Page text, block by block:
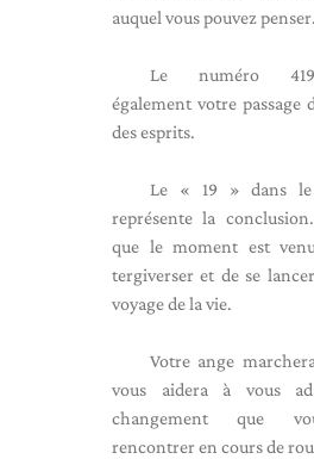
auquel vous pouvez penser.
Le numéro
également votre passage
des esprits.
Le « 19 » dans le
représente la
que le moment est
tergiverser et de se
voyage de la vie.
Votre ange
vous aidera à vous
changement que
rencontrer en cours de